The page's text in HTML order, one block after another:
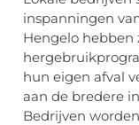
inspanningen
Hengelo hebben
hun eigen afval
aan de bredere
Bedrijven